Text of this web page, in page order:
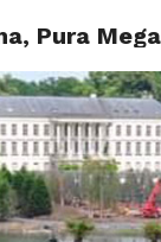
Pura